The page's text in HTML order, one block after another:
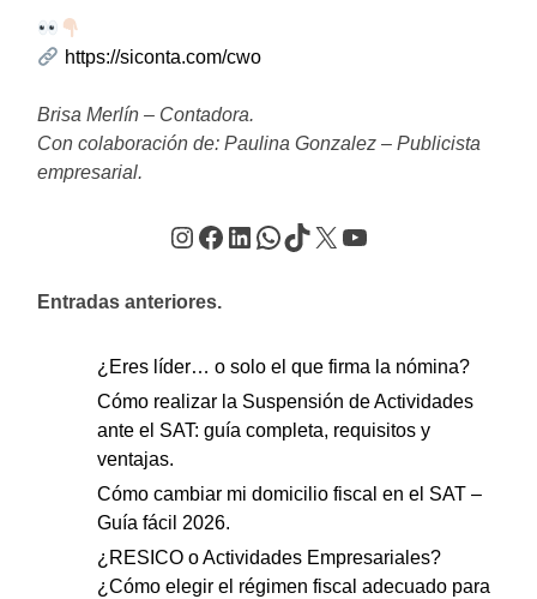
https://siconta.com/cwo
Brisa Merlín – Contadora.
Con colaboración de: Paulina Gonzalez – Publicista
empresarial.
Instagram
Facebook
LinkedIn
WhatsApp
TikTok
X YouTube
Entradas anteriores.
¿Eres líder… o solo el que firma la nómina?
Cómo realizar la Suspensión de Actividades
ante el SAT: guía completa, requisitos y
ventajas.
Cómo cambiar mi domicilio fiscal en el SAT –
Guía fácil 2026.
¿RESICO o Actividades Empresariales?
¿Cómo elegir el régimen fiscal adecuado para